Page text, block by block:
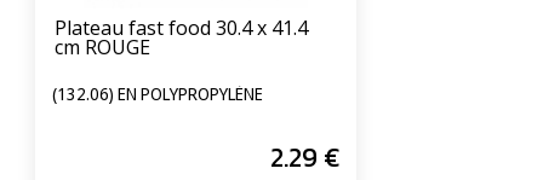
Plateau fast food 30.4 x 41.4
cm ROUGE
(132.06) EN POLYPROPYLÈNE
2.29 €